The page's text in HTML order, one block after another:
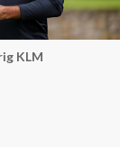
KLM